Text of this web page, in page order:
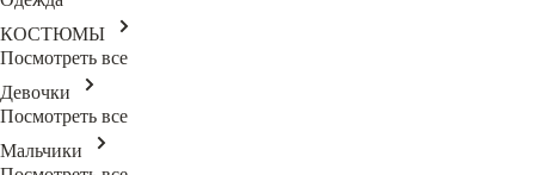
КОСТЮМЫ
Посмотреть все
Девочки
Посмотреть все
Мальчики